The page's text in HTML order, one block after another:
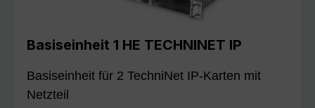
Basiseinheit 1 HE TECHNINET IP
Basiseinheit für 2 TechniNet IP-Karten mit
Netzteil